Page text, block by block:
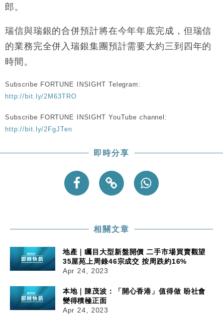
11:12
15:59
財經｜SA售股自救後再出手 斥4億美元押注未上市公
司
郎。
瑞信與瑞銀的合併預計將在今年年底完成，但瑞信
的業務完全併入瑞銀集團預計需要大約三到四年的
時間。
Subscribe FORTUNE INSIGHT Telegram:
http://bit.ly/2M63TRO
Subscribe FORTUNE INSIGHT YouTube channel:
http://bit.ly/2FgJTen
即時分享
相關文章
地產｜矚目大型新盤開價 二手市場買賣觀望
35屋苑上周錄46宗成交 按周跌約16%
Apr 24, 2023
本地｜陳茂波：「開心香港」值得做 盼社會
變得積極正面
Apr 24, 2023